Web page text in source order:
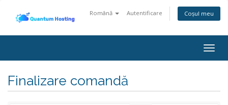
Română Autentificare Coșul meu
Finalizare comandă